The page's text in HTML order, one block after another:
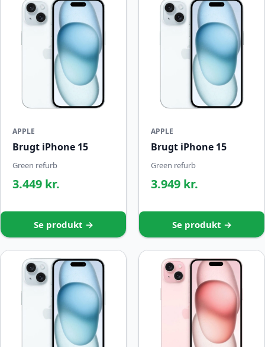
APPLE
Brugt iPhone 15
Green refurb
3.449 kr.
Se produkt →
APPLE
Brugt iPhone 15
Green refurb
3.949 kr.
Se produkt →